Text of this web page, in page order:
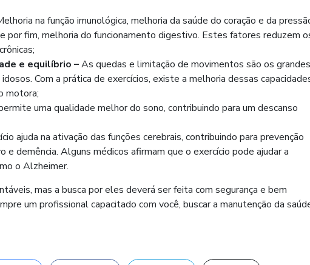
na função imunológica, melhoria da saúde do coração e da
por fim, melhoria do funcionamento digestivo. Estes fatores reduzem
e equilíbrio –As quedas e limitação de movimentos são os grandes
Com a prática de exercícios, existe a melhoria dessas
motora;
uma qualidade melhor do sono, contribuindo para um descanso
ajuda na ativação das funções cerebrais, contribuindo para prevenção
e demência. Alguns médicos afirmam que o exercício pode ajudar a
o Alzheimer.
mas a busca por eles deverá ser feita com segurança e bem
um profissional capacitado com você, buscar a manutenção da